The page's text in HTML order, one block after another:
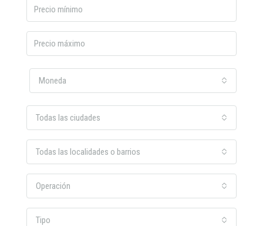
Moneda
Todas las ciudades
Todas las localidades o barrios
Operación
Tipo